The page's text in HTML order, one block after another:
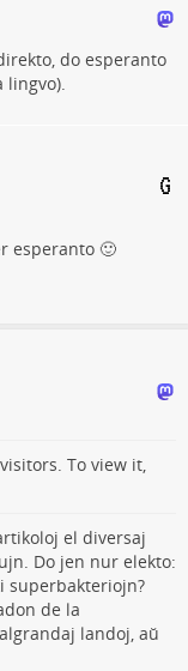
do esperanto
lingvo).
esperanto 🙂
To view it,
el diversaj
Do jen nur elekto:
superbakteriojn?
de la
landoj, aŭ